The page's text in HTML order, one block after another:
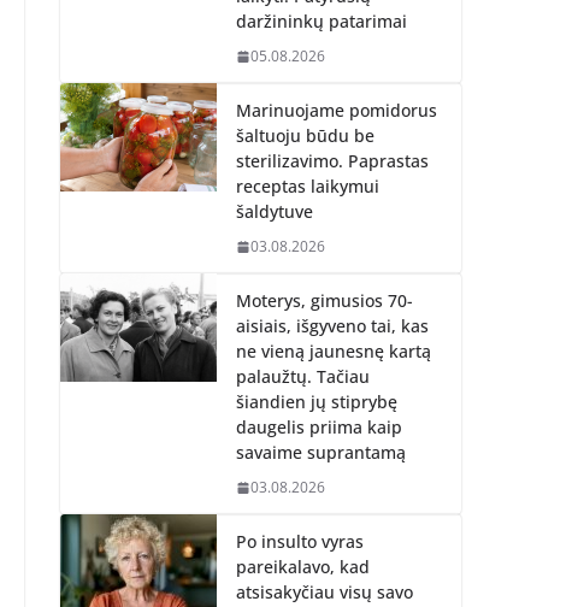
daržininkų patarimai
05.08.2026
Marinuojame pomidorus
šaltuoju būdu be
sterilizavimo. Paprastas
receptas laikymui
šaldytuve
03.08.2026
Moterys, gimusios 70-
aisiais, išgyveno tai, kas
ne vieną jaunesnę kartą
palaužtų. Tačiau
šiandien jų stiprybę
daugelis priima kaip
savaime suprantamą
03.08.2026
Po insulto vyras
pareikalavo, kad
atsisakyčiau visų savo